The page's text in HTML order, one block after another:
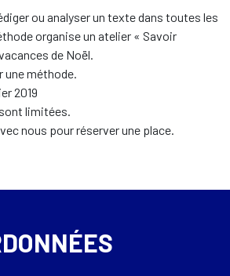
ou analyser un texte dans toutes les
organise un atelier « Savoir
de Noël.
une méthode.
2019
limitées.
nous pour réserver une place.